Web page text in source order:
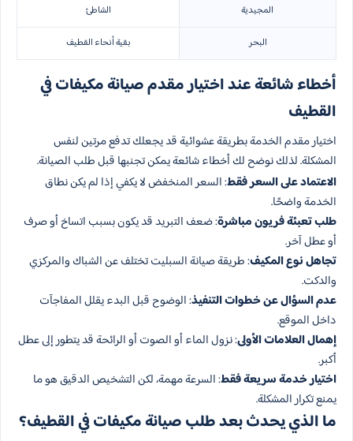
المجيدية
الشاطئ
البحر
بقية أنحاء القطيف
أخطاء شائعة عند اختيار مقدم صيانة مكيفات في
القطيف
اختيار مقدم الخدمة بطريقة عشوائية قد يجعلك تدفع مرتين لنفس
المشكلة. لذلك نوضح لك أخطاء شائعة يمكن تجنبها قبل طلب الصيانة.
الاعتماد على السعر فقط: السعر المنخفض لا يكفي إذا لم يكن نطاق
الخدمة واضحًا.
طلب تعبئة فريون مباشرة: ضعف التبريد قد يكون بسبب اتساخ أو صرف
أو عطل آخر.
تجاهل نوع المكيف: طريقة صيانة السبليت تختلف عن الشباك والمركزي
والدكت.
عدم السؤال عن خطوات التنفيذ: الوضوح قبل البدء يقلل المفاجآت
داخل الموقع.
إهمال العلامات الأولى: نزول الماء أو الصوت أو الرائحة قد يتطور إلى عطل
أكبر.
اختيار خدمة سريعة فقط: السرعة مهمة، لكن التشخيص الدقيق هو ما
يمنع تكرار المشكلة.
ما الذي يحدث بعد طلب صيانة مكيفات في القطيف؟